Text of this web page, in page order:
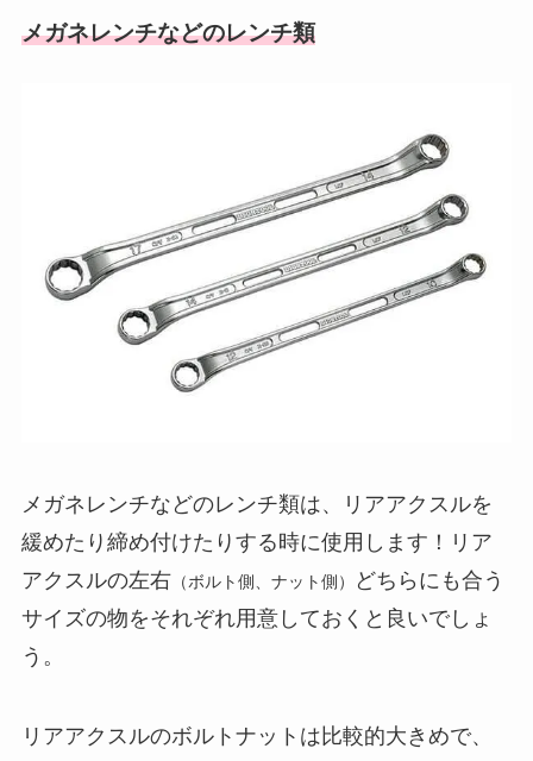
メガネレンチなどのレンチ類
メガネレンチなどのレンチ類は、リアアクスルを
緩めたり締め付けたりする時に使用します！リア
アクスルの左右（ボルト側、ナット側）
どちらにも合う
サイズの物をそれぞれ用意しておくと良いでしょ
う。
リアアクスルのボルトナットは比較的大きめで、